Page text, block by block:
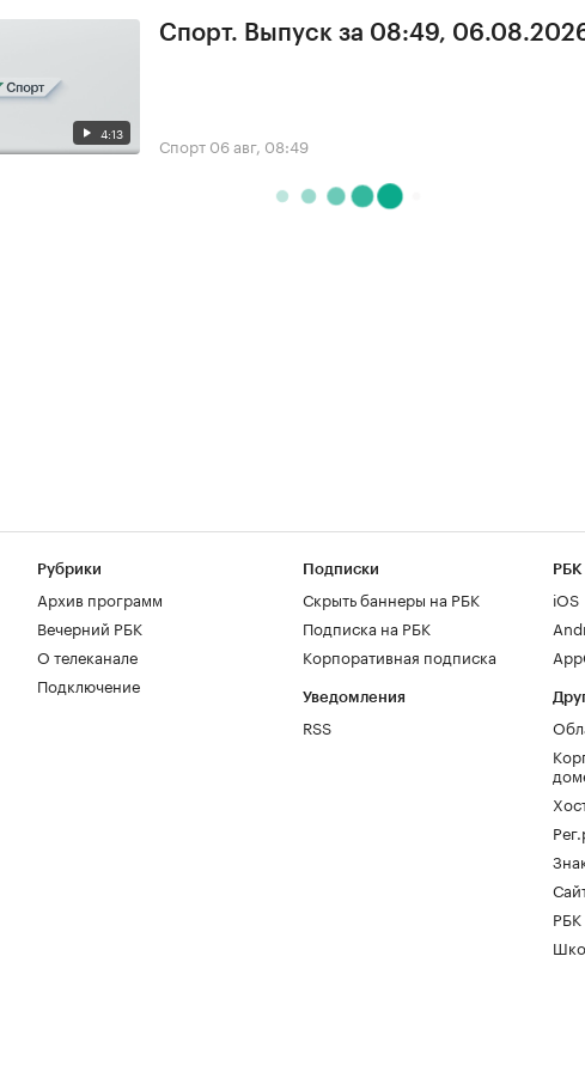
4:13
Спорт. Выпуск за 08:49,
Спорт 06 авг, 08:49
Рубрики
Архив программ
Вечерний РБК
О телеканале
Подключение
Подписки
Скрыть баннеры на РБК
Подписка на РБК
Корпоративная подписка
Уведомления
RSS
РБК
iOS